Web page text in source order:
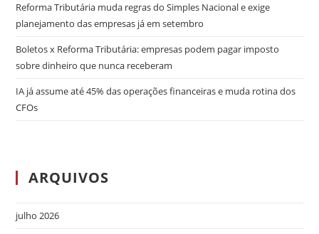
Reforma Tributária muda regras do Simples Nacional e exige
planejamento das empresas já em setembro
Boletos x Reforma Tributária: empresas podem pagar imposto
sobre dinheiro que nunca receberam
IA já assume até 45% das operações financeiras e muda rotina dos
CFOs
ARQUIVOS
julho 2026